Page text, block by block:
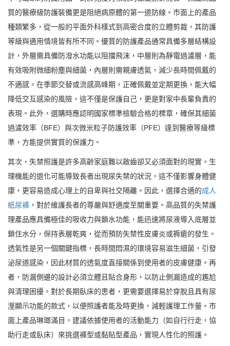
質的醫療級防護裝備更是阻絕病原體的第一道防線。市面上的產品
種類繁多，從一般的平面外科樣式到高密合度的立體剪裁，其防護
等級與適用情境皆有所不同。優質的防護產品通常具備多層結構設
計，外層需具備防潑水功能以阻擋飛沫，中層則為靜電過濾層，能
有效吸附微細粉塵與細菌，內層則需親膚透氣，減少長時間佩戴的
不適感。在季節交替或流感高峰期，正確佩戴並定期更換，能大幅
降低交互感染的風險，這不僅是保護自己，更是對家中長輩負責的
表現。此外，選購時應認明國家標準檢驗合格的標章，確保其細菌
過濾效率（BFE）與次微米粒子防護效率（PFE）達到醫療等級標
準，方能提供實質的保護力。
其次，失禁照護是許多高齡家庭難以啟齒卻又必須面對的現實。生
理機能的退化可能導致長者出現尿失禁的狀況，這不僅影響身體健
康，更容易造成心理上的自卑與社交隔離。因此，選擇合適的成人
紙尿褲 ，對於維護長者的尊嚴與舒適度至關重要。高品質的失禁護
理產品應具備極佳的吸收力與鎖水功能，能迅速將尿液導入底層並
鎖住水分，保持表層乾爽，從而預防失禁性皮膚炎或褥瘡的發生。
透氣性是另一個關鍵指標，長時間悶濕的環境容易滋生細菌，引發
泌尿道感染，因此材質的透氣度直接關係到使用者的皮膚健康。再
者，防漏側邊的設計必須立體且貼合身形，以防止側漏造成的尷尬
與清理困擾。對於長期臥床的患者，更需要選擇易於穿脫且具有尿
溼顯示功能的款式，以便照護者能及時更換，減輕護理工作量。市
面上產品琳瑯滿目，建議依據使用者的活動能力（如自行行走，協
助行走或臥床）來挑選褲型或黏貼型產品，實現人性化的照護。